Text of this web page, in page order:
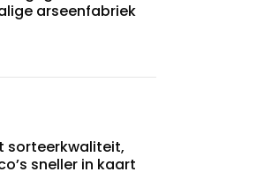
arseenfabriek
sorteerkwaliteit,
sneller in kaart